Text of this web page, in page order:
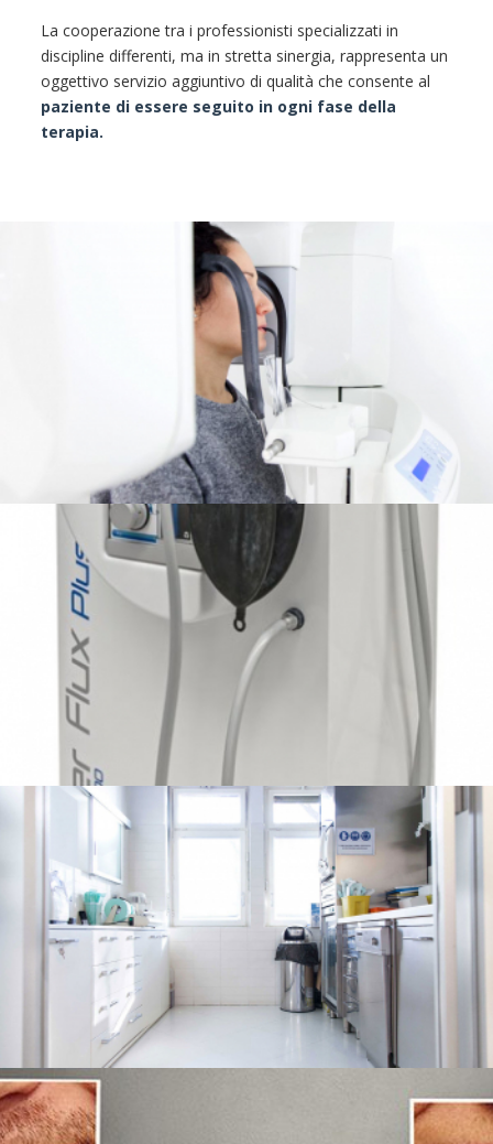
La cooperazione tra i professionisti specializzati in
discipline differenti, ma in stretta sinergia, rappresenta un
oggettivo servizio aggiuntivo di qualità che consente al
paziente di essere seguito in ogni fase della
terapia.